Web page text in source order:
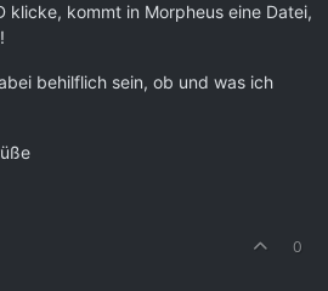
klicke, kommt in Morpheus eine Datei,
behilflich sein, ob und was ich
0